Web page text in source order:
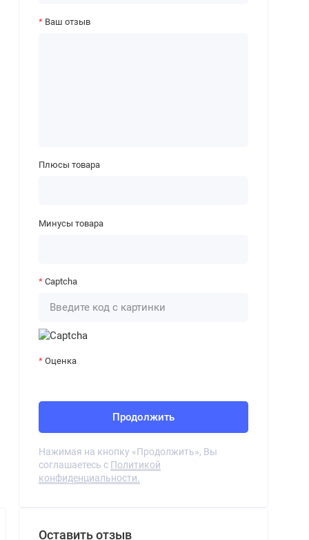
Ваш отзыв
Плюсы товара
Минусы товара
Captcha
Оценка
Продолжить
Нажимая на кнопку «Продолжить», Вы
соглашаетесь с Политикой
конфиденциальности.
Оставить отзыв